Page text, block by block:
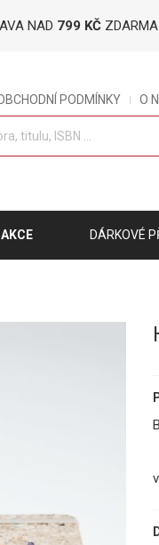
NAD 799 KČ ZDARMA
PODMÍNKY O
DÁRKOVÉ